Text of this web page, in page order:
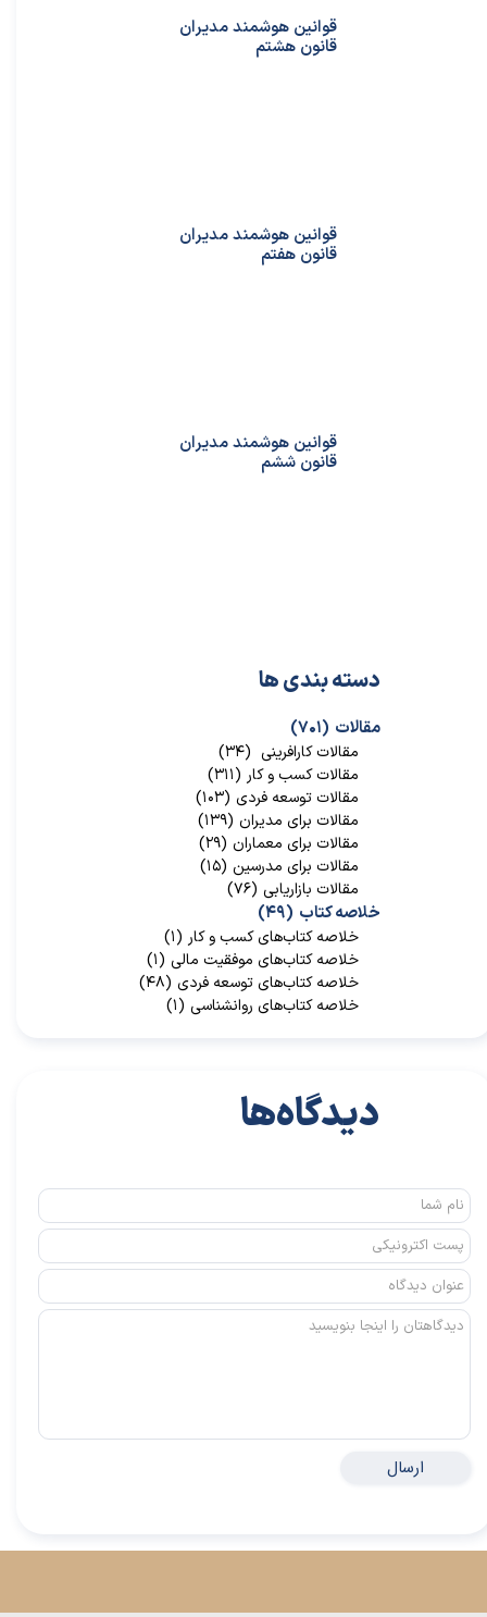
مقالات (۷۰۱)
مقالات کارافرینی (۳۴)
مقالات کسب و کار (۳۱۱)
مقالات توسعه فردی (۱۰۳)
مقالات برای مدیران (۱۳۹)
مقالات برای معماران (۲۹)
مقالات برای مدرسین (۱۵)
مقالات بازاریابی (۷۶)
خلاصه کتاب (۴۹)
خلاصه کتاب‌‌های کسب و کار (۱)
خلاصه کتاب‌‌های موفقیت مالی (۱)
خلاصه کتاب‌های توسعه فردی (۴۸)
خلاصه کتاب‌های روانشناسی (۱)
دسته بندی ها
قوانین هوشمند مدیران
قانون هشتم
قوانین هوشمند مدیران
قانون هفتم
قوانین هوشمند مدیران
قانون ششم
ارسال
دیدگاه‌ها